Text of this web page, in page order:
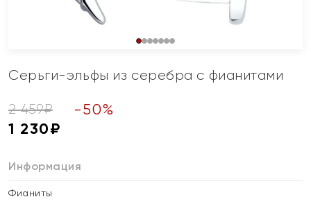
Серьги-эльфы из серебра с фианитами
2 459₽ -50%
1 230₽
Информация
Фианиты